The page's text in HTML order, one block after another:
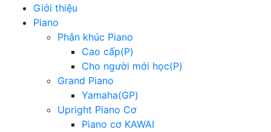
Giới thiệu
Piano
Phân khúc Piano
Cao cấp(P)
Cho người mới học(P)
Grand Piano
Yamaha(GP)
Upright Piano Cơ
Piano cơ KAWAI